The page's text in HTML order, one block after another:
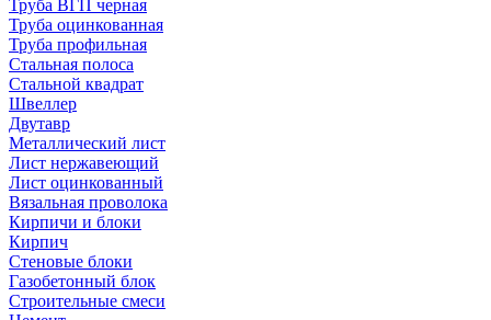
Труба ВГП черная
Труба оцинкованная
Труба профильная
Стальная полоса
Стальной квадрат
Швеллер
Двутавр
Металлический лист
Лист нержавеющий
Лист оцинкованный
Вязальная проволока
Кирпичи и блоки
Кирпич
Стеновые блоки
Газобетонный блок
Строительные смеси